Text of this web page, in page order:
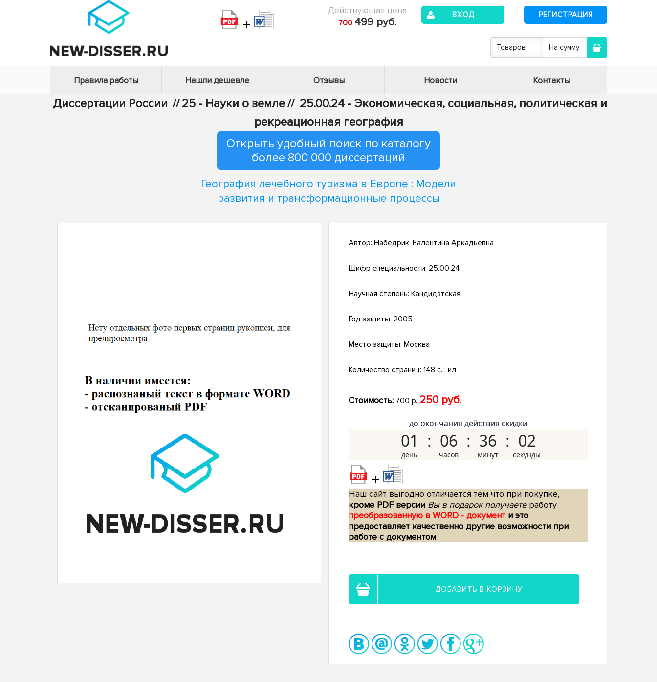
+
Действующая цена
700 499 руб.
ВХОД РЕГИСТРАЦИЯ
Товаров: На сумму:
Правила работы Нашли дешевле Отзывы Новости Контакты
Диссертации России // 25 - Науки о земле// 25.00.24 - Экономическая, социальная, политическая и
рекреационная география
Открыть удобный поиск по каталогу
более 800 000 диссертаций
География лечебного туризма в Европе : Модели
развития и трансформационные процессы
Автор: Набедрик, Валентина Аркадьевна
Шифр специальности: 25.00.24
Научная степень: Кандидатская
Год защиты: 2005
Место защиты: Москва
Количество страниц: 148 с. : ил.
Стоимость: 700 р.250 руб.
до окончания действия скидки
01 06 36 01
+
Наш сайт выгодно отличается тем что при покупке,
кроме PDF версии Вы в подарок получаетеработу
преобразованную в WORD - документ и это
предоставляет качественно другие возможности при
работе с документом
ДОБАВИТЬ В КОРЗИНУ